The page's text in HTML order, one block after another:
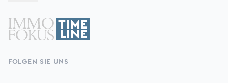
FOLGEN SIE UNS